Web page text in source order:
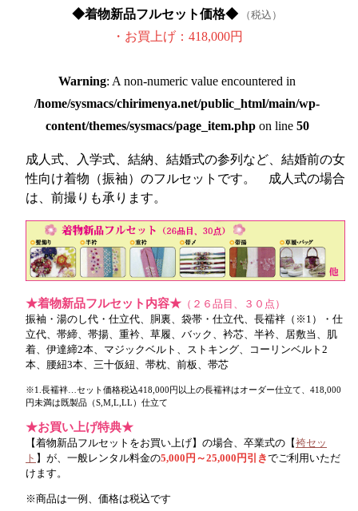
◆着物新品フルセット価格◆ （税込）
・お買上げ：418,000円
Warning: A non-numeric value encountered in
/home/sysmacs/chirimenya.net/public_html/main/wp-
content/themes/sysmacs/page_item.phpon line 50
成人式、入学式、結納、結婚式の参列など、結婚前の女
性向け着物（振袖）のフルセットです。 成人式の場合
は、前撮りも承ります。
★着物新品フルセット内容★ （２６品目、３０点）
振袖・湯のし代・仕立代、胴裏、袋帯・仕立代、長襦袢（※1）・仕
立代、帯締、帯揚、重衿、草履、バック、衿芯、半衿、居敷当、肌
着、伊達締2本、マジックベルト、ストキング、コーリンベルト2
本、腰紐3本、三十仮紐、帯枕、前板、帯芯
※1.長襦袢…セット価格税込418,000円以上の長襦袢はオーダー仕立て、418,000
円未満は既製品（S,M,L,LL）仕立て
★お買い上げ特典★
【着物新品フルセットをお買い上げ】の場合、卒業式の【袴セッ
ト 】が、一般レンタル料金の5,000円～25,000円引きでご利用いただ
けます。
※商品は一例、価格は税込です